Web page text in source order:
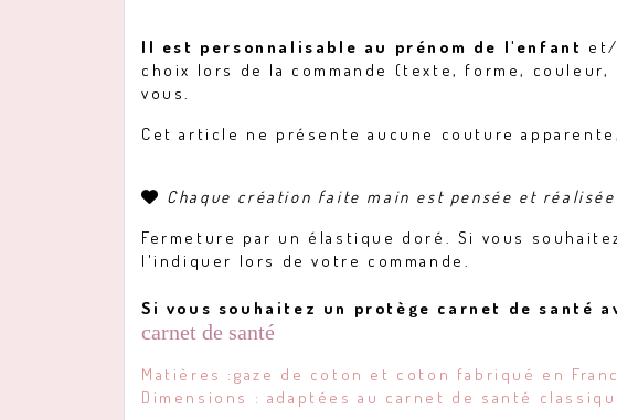
Il est personnalisable au prénom de l'enfant
choix lors de la commande (texte, forme,
vous.
Cet article ne présente aucune couture
 Chaque création faite main est pensée et
Fermeture par un élastique doré. Si vous
l'indiquer lors de votre commande.
Si vous souhaitez un protège carnet de santé
carnet de santé
Matières :gaze de coton et coton fabriqué en
Dimensions : adaptées au carnet de santé